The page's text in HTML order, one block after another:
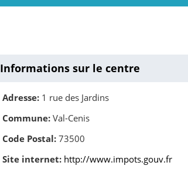
Informations sur le centre
Adresse: 1 rue des Jardins
Commune: Val-Cenis
Code Postal: 73500
Site internet: http://www.impots.gouv.fr